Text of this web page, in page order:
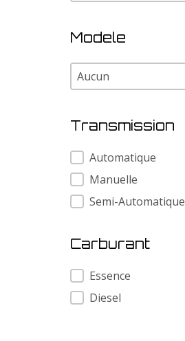
Modele
Modele
Modele
Transmission
Transmission
Automatique
Manuelle
Semi-Automatique
Carburant
Carburant
Essence
Diesel